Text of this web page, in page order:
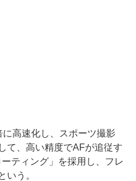
高速化し、スポーツ撮影
て、高い精度でAFが追従す
ティング」を採用し、フレ
いう。